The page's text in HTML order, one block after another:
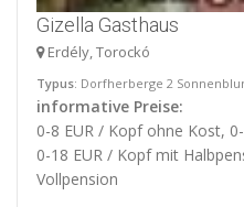
Gizella Gasthaus
Erdély, Torockó
Typus: Dorfherberge 2
informative Preise:
0-8 EUR / Kopf ohne Kost,
0-18 EUR / Kopf mit
Vollpension